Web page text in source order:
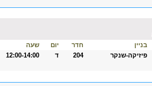
בניין חדר יום שעה
פיזיקה-שנקר 204 ד 12:00-14:00